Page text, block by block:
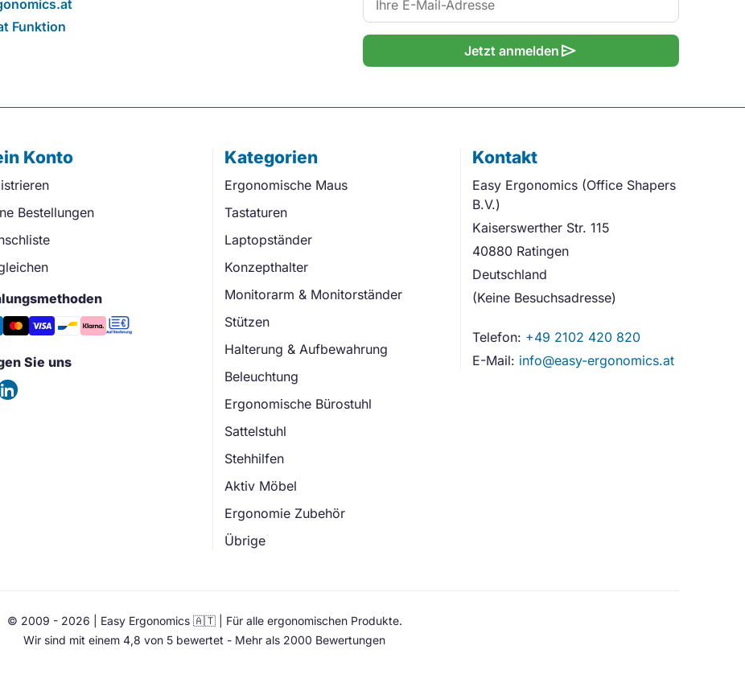
Funktion
Jetzt anmelden send
Konto
Bestellungen
Sie uns
Kategorien
Ergonomische Maus
Tastaturen
Laptopständer
Konzepthalter
Monitorarm & Monitorständer
Stützen
Halterung & Aufbewahrung
Beleuchtung
Ergonomische Bürostuhl
Sattelstuhl
Stehhilfen
Aktiv Möbel
Ergonomie Zubehör
Übrige
Kontakt
Easy Ergonomics (Office Shapers
B.V.)
Kaiserswerther Str. 115
40880 Ratingen
Deutschland
(Keine Besuchsadresse)
Telefon: +49 2102 420 820
E-Mail: info@easy-ergonomics.at
© 2009 - 2026 | Easy Ergonomics 🇦🇹 | Für alle ergonomischen Produkte.
Wir sind mit einem 4,8 von 5 bewertet - Mehr als 2000 Bewertungen